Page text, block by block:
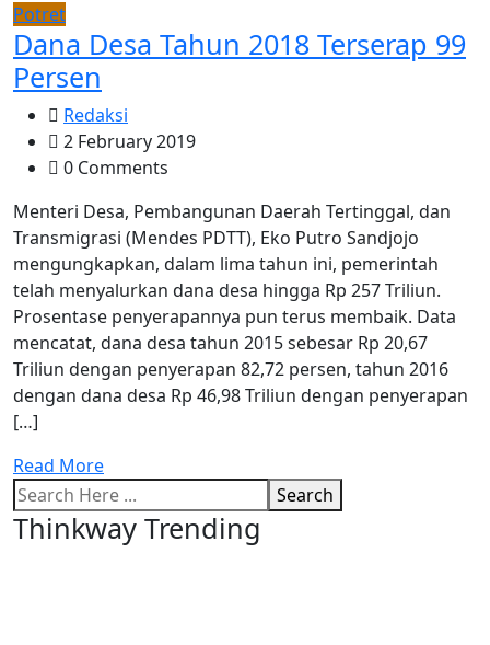
Potret
Dana Desa Tahun 2018 Terserap 99
Persen
Redaksi
2 February 2019
0 Comments
Menteri Desa, Pembangunan Daerah Tertinggal, dan
Transmigrasi (Mendes PDTT), Eko Putro Sandjojo
mengungkapkan, dalam lima tahun ini, pemerintah
telah menyalurkan dana desa hingga Rp 257 Triliun.
Prosentase penyerapannya pun terus membaik. Data
mencatat, dana desa tahun 2015 sebesar Rp 20,67
Triliun dengan penyerapan 82,72 persen, tahun 2016
dengan dana desa Rp 46,98 Triliun dengan penyerapan
[…]
Read More
Search
Thinkway Trending